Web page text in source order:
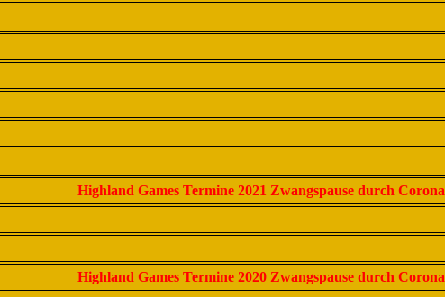
Highland Games Termine 2021 Zwangspause durch Corona
Highland Games Termine 2020 Zwangspause durch Corona